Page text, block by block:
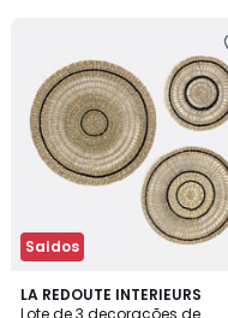
Saldos
LA REDOUTE INTERIEURS
Lote de 3 decorações de
4,3
/ 5